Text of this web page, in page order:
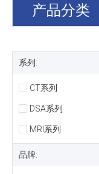
产品分类
系列:
CT系列
DSA系列
MRI系列
品牌: